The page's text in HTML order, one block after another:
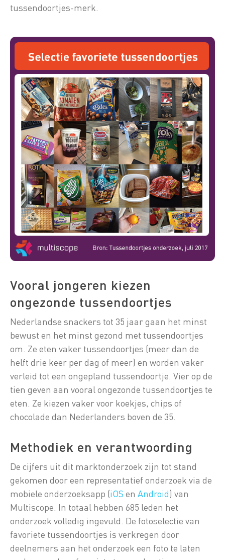
tussendoortjes-merk.
Vooral jongeren kiezen
ongezonde tussendoortjes
Nederlandse snackers tot 35 jaar gaan het minst
bewust en het minst gezond met tussendoortjes
om. Ze eten vaker tussendoortjes (meer dan de
helft drie keer per dag of meer) en worden vaker
verleid tot een ongepland tussendoortje. Vier op de
tien geven aan vooral ongezonde tussendoortjes te
eten. Ze kiezen vaker voor koekjes, chips of
chocolade dan Nederlanders boven de 35.
Methodiek en verantwoording
De cijfers uit dit marktonderzoek zijn tot stand
gekomen door een representatief onderzoek via de
mobiele onderzoeksapp (iOS en Android) van
Multiscope. In totaal hebben 685 leden het
onderzoek volledig ingevuld. De fotoselectie van
favoriete tussendoortjes is verkregen door
deelnemers aan het onderzoek een foto te laten